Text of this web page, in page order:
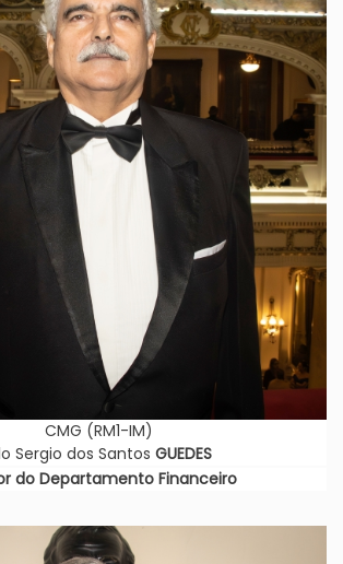
CMG (RM1-IM)
Sergio dos Santos GUEDES
do Departamento Financeiro